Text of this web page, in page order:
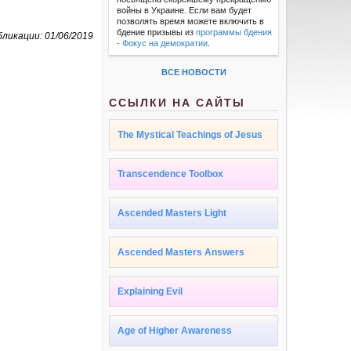
01/06/2019
войны в Украине. Если вам будет
позволять время можете включить в
бдение призывы изпрограммы бдения
- Фокус на демократии
ВСЕ НОВОСТИ
ССЫЛКИ НА САЙТЫ
The Mystical Teachings of Jesus
Transcendence Toolbox
Ascended Masters Light
Ascended Masters Answers
Explaining Evil
Age of Higher Awareness